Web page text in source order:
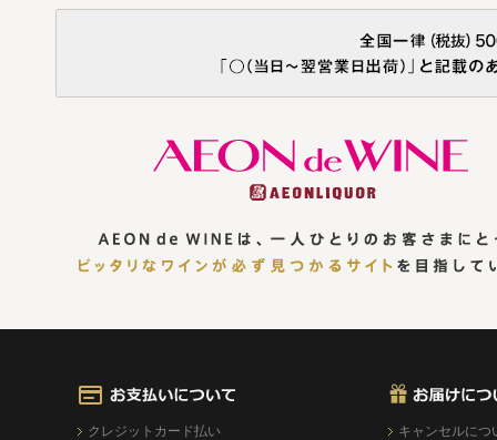
クレジットカード払い
キャンセルにつ